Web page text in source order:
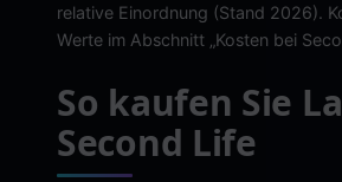
relative Einordnung (Stand 2026).
Werte im Abschnitt „Kosten bei
So kaufen Sie
Second Life